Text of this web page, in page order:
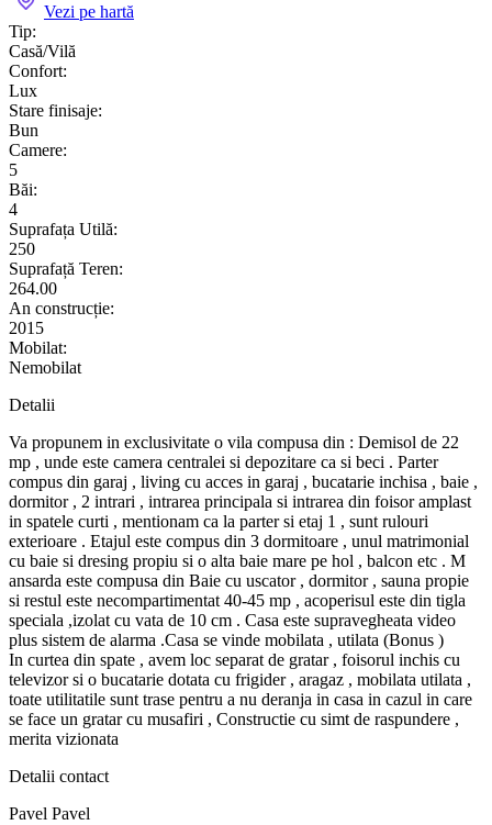
Vezi pe hartă
Tip:
Casă/Vilă
Confort:
Lux
Stare finisaje:
Bun
Camere:
5
Băi:
4
Suprafața Utilă:
250
Suprafață Teren:
264.00
An construcție:
2015
Mobilat:
Nemobilat
Detalii
Va propunem in exclusivitate o vila compusa din : Demisol de 22
mp , unde este camera centralei si depozitare ca si beci . Parter
compus din garaj , living cu acces in garaj , bucatarie inchisa , baie ,
dormitor , 2 intrari , intrarea principala si intrarea din foisor amplast
in spatele curti , mentionam ca la parter si etaj 1 , sunt rulouri
exterioare . Etajul este compus din 3 dormitoare , unul matrimonial
cu baie si dresing propiu si o alta baie mare pe hol , balcon etc . M
ansarda este compusa din Baie cu uscator , dormitor , sauna propie
si restul este necompartimentat 40-45 mp , acoperisul este din tigla
speciala ,izolat cu vata de 10 cm . Casa este supravegheata video
plus sistem de alarma .Casa se vinde mobilata , utilata (Bonus )
In curtea din spate , avem loc separat de gratar , foisorul inchis cu
televizor si o bucatarie dotata cu frigider , aragaz , mobilata utilata ,
toate utilitatile sunt trase pentru a nu deranja in casa in cazul in care
se face un gratar cu musafiri , Constructie cu simt de raspundere ,
merita vizionata
Detalii contact
Pavel Pavel